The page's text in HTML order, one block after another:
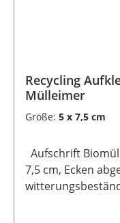
Recycling
Mülleimer
Größe: 5 x 7,5 cm
7,5 cm, Ecken